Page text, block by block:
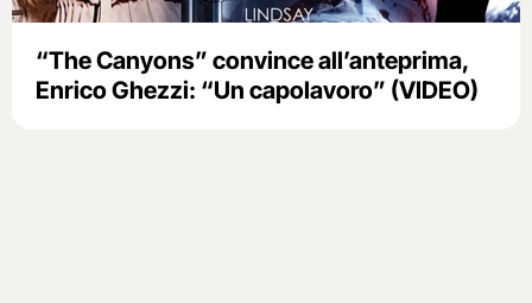
“The Canyons” convince all’anteprima,
Enrico Ghezzi: “Un capolavoro” (VIDEO)